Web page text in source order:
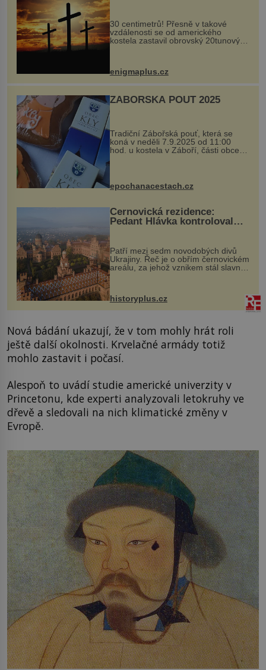
Ochránila ho boží síla?
30 centimetrů! Přesně v takové
vzdálenosti se od amerického
kostela zastavil obrovský 20tunový
...
enigmaplus.cz
ZÁBOŘSKÁ POUŤ 2025
Tradiční Zábořská pouť, která se
koná v neděli 7.9.2025 od 11:00
hod. u kostela v Záboří, části obce
Kly u Mělníka. V programu naleznete
komentovanou prohlídku kostela,
epochanacestach.cz
Černovická rezidence:
Pedant Hlávka kontroloval
Patří mezi sedm novodobých divů
Ukrajiny. Řeč je o obřím černovickém
areálu, za jehož vznikem stál slavný
český architekt Josef Hlávka. Ten si
na něm dal mimořádně záležet. Jeho
stavební plány by při ...
historyplus.cz
Nová bádání ukazují, že v tom mohly hrát roli
ještě další okolnosti. Krvelačné armády totiž
mohlo zastavit i počasí.
Alespoň to uvádí studie americké univerzity v
Princetonu, kde experti analyzovali letokruhy ve
dřevě a sledovali na nich klimatické změny v
Evropě.